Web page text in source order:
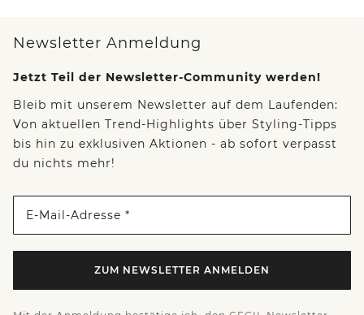
Newsletter Anmeldung
Jetzt Teil der Newsletter-Community werden!
Bleib mit unserem Newsletter auf dem Laufenden:
Von aktuellen Trend-Highlights über Styling-Tipps
bis hin zu exklusiven Aktionen - ab sofort verpasst
du nichts mehr!
E-Mail-Adresse *
ZUM NEWSLETTER ANMELDEN